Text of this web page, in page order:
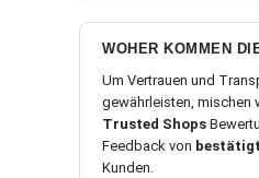
WOHER KOMMEN
Um Vertrauen und
gewährleisten, mischen
Trusted Shops
Feedback von
Kunden.